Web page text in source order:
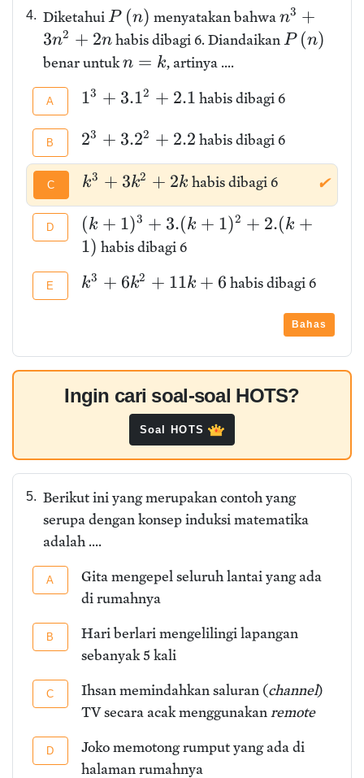
4. DiketahuiP (n) menyatakan bahwan3 +
3n2 + 2nhabis dibagi 6. DiandaikanP (n)
benar untukn = k, artinya ....
A 13 + 3.12 + 2.1 habis dibagi 6
B 23 + 3.22 + 2.2 habis dibagi 6
C ✔
k3 + 3k2 + 2k habis dibagi 6
D (k + 1)3 + 3.(k + 1)2 + 2.(k +
1) habis dibagi 6
E k3 + 6k2 + 11k + 6 habis dibagi 6
Bahas
Ingin cari soal-soal HOTS?
Soal HOTS
5. Berikut ini yang merupakan contoh yang
serupa dengan konsep induksi matematika
adalah ....
A
Gita mengepel seluruh lantai yang ada
di rumahnya
B
Hari berlari mengelilingi lapangan
sebanyak 5 kali
C Ihsan memindahkan saluran (channel)
TV secara acak menggunakanremote
D
Joko memotong rumput yang ada di
halaman rumahnya